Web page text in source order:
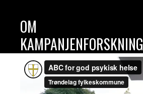
OM
KAMPANJENFORSKNING